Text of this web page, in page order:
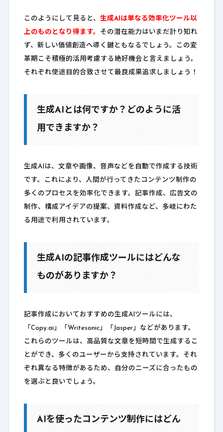
このようにして見ると、 生成AIは単なる効率化ツール以
上のものとなり得ます。 その潜在能力はいまだ計り知れ
ず、新しい価値創造へ導く鍵ともなるでしょう。この変
革期こそ積極的活用考慮する絶好機会と言えましょう。
それぞれ使途目的合致させて最良成果追求しましょう！
生成AIとは何ですか？どのように活
用できますか？
生成AIは、文章や画像、音声などを自動で作成する技術
です。これにより、人間が行ってきたコンテンツ制作の
多くのプロセスを効率化できます。記事作成、広告文の
制作、構成アイデアの提案、資料作成など、多岐にわた
る用途で利用されています。
生成AIの記事作成ツールにはどんな
ものがありますか？
記事作成においておすすめの生成AIツールには、
「Copy.ai」「Writesonic」「Jasper」などがあります。
これらのツールは、高品質な文章を短時間で生成するこ
とができ、多くのユーザーから支持されています。それ
ぞれ異なる特徴があるため、自分のニーズに合ったもの
を選ぶと良いでしょう。
AIを使ったコンテンツ制作にはどん